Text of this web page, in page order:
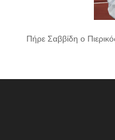
Πήρε Σαββίδη ο